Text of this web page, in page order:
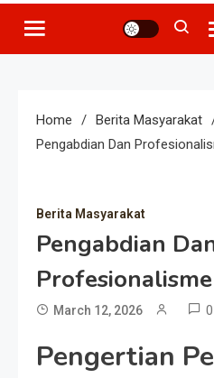
Home
Berita Masyarakat
Pengabdian Dan
Berita Masyarakat
Pengabdian
Profesionalisme
March 12, 2026 0
Pengertian